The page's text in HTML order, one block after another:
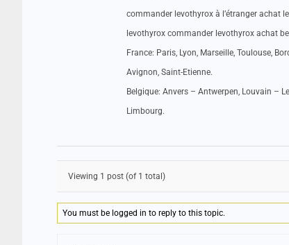
commander levothyrox à l’étranger achat
levothyrox commander levothyrox achat
France: Paris, Lyon, Marseille, Toulouse,
Avignon, Saint-Etienne.
Belgique: Anvers – Antwerpen, Louvain –
Limbourg.
Viewing 1 post (of 1 total)
You must be logged in to reply to this topic.